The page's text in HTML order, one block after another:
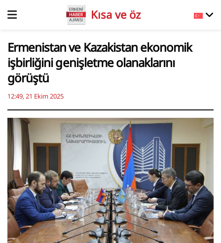
Kısa ve öz
Ermenistan ve Kazakistan ekonomik
işbirliğini genişletme olanaklarını
görüştü
12:49, 21 Ekim 2025